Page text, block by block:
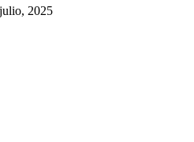
2025